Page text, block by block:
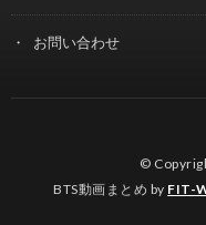
お問い合わせ
©
BTS動画まとめ by FIT-